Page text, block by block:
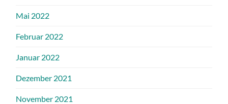
Mai 2022
Februar 2022
Januar 2022
Dezember 2021
November 2021